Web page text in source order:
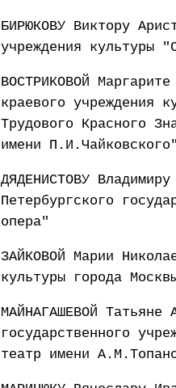
БИРЮКОВУ Виктору
учреждения культуры
ВОСТРИКОВОЙ
краевого учреждения
Трудового Красного
имени П.И.Чайковского"
ДЯДЕНИСТОВУ
Петербургского
опера"
ЗАЙКОВОЙ Марии
культуры города
МАЙНАГАШЕВОЙ Татьяне
государственного
театр имени